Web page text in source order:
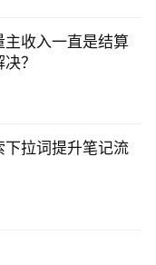
收入一直是结算
？
拉词提升笔记流